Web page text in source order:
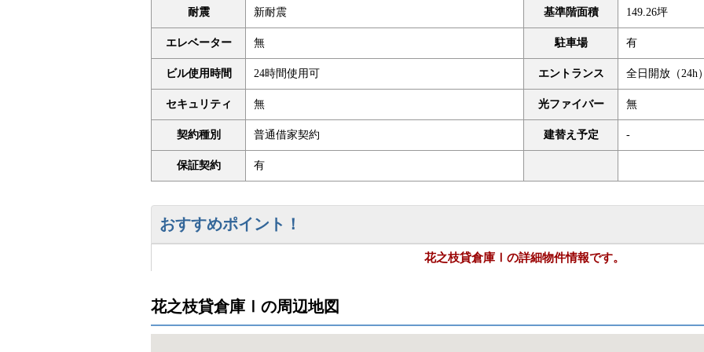
耐震 新耐震 基準階面積 149.26坪
エレベーター 無 駐車場 有
ビル使用時間 24時間使用可 エントランス 全日開放（24h
セキュリティ 無 光ファイバー 無
契約種別 普通借家契約 建替え予定 -
保証契約 有
おすすめポイント！
花之枝貸倉庫Ⅰの詳細物件情報です。
花之枝貸倉庫Ⅰの周辺地図